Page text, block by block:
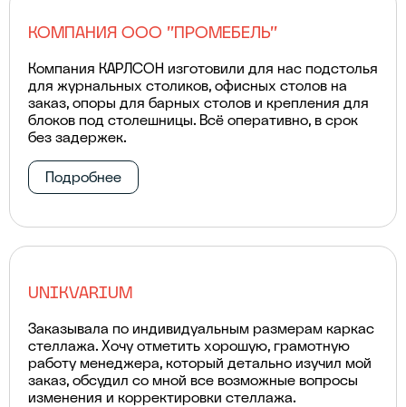
КОМПАНИЯ ООО "ПРОМЕБЕЛЬ"
Компания КАРЛСОН изготовили для нас подстолья
для журнальных столиков, офисных столов на
заказ, опоры для барных столов и крепления для
блоков под столешницы. Всё оперативно, в срок
без задержек.
Подробнее
UNIKVARIUM
Заказывала по индивидуальным размерам каркас
стеллажа. Хочу отметить хорошую, грамотную
работу менеджера, который детально изучил мой
заказ, обсудил со мной все возможные вопросы
изменения и корректировки стеллажа.